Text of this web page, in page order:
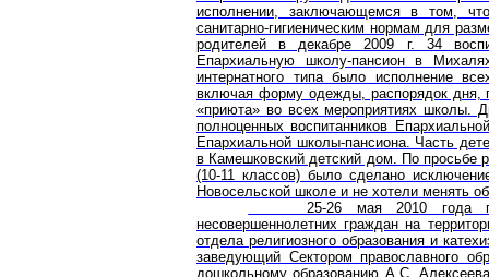
исполнении, заключающемся в том,
санитарно-гигиеническим нормам для
родителей в декабре 2009 г. 34
Епархиальную школу-пансион в
интернатного типа было исполнение
включая форму одежды, распорядок дня,
«приюта» во всех мероприятиях школы.
полноценных воспитанников
Епархиальной школы-пансиона. Часть
в Камешковский детский дом. По просьбе
(10-11 классов) было сделано
Новосельской школе и не хотели менять
25-26 мая 2010 года
несовершеннолетних граждан на
отдела религиозного образования и
заведующий Сектором православного
дошкольному образованию А.С.